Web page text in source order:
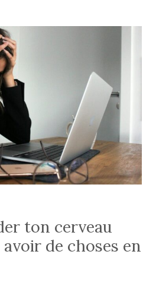
ton cerveau
de choses en